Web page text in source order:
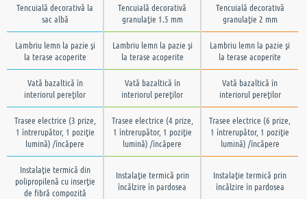
Tencuială decorativă la
sac albă
Tencuială decorativă
granulaţie 1.5 mm
Tencuială decorativă
granulaţie 2 mm
Lambriu lemn la pazie şi
la terase acoperite
Lambriu lemn la pazie şi
la terase acoperite
Lambriu lemn la pazie şi
la terase acoperite
Vată bazaltică în
interiorul pereţilor
Vată bazaltică în
interiorul pereţilor
Vată bazaltică în
interiorul pereţilor
Trasee electrice (3 prize,
1 întrerupător, 1 poziţie
lumină) /încăpere
Trasee electrice (4 prize,
1 întrerupător, 1 poziţie
lumină) /încăpere
Trasee electrice (6 prize,
1 întrerupător, 1 poziţie
lumină) /încăpere
Instalaţie termică din
polipropilenă cu inserţie
de fibră compozită
Instalaţie termică prin
încălzire în pardosea
Instalaţie termică prin
încălzire în pardosea